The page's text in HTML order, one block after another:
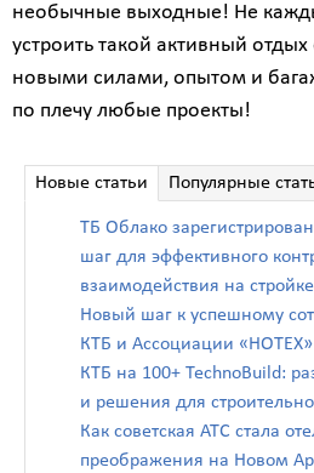
необычные выходные! Не
устроить такой активный отдых
новыми силами, опытом и
по плечу любые проекты!
Новые статьи Популярные
ТБ Облако
шаг для эффективного
взаимодействия на стройке
Новый шаг к успешному
КТБ и Ассоциации «НОТЕХ»
КТБ на 100+ TechnoBuild:
и решения для
Как советская АТС стала
преображения на Новом